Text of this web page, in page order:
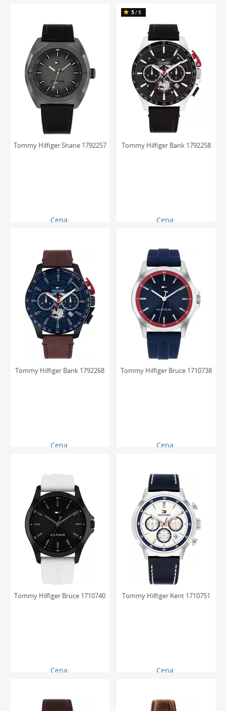
Tommy Hilfiger Shane 1792257
Cena:
Tommy Hilfiger Bank 1792258
Cena:
5/5
Tommy Hilfiger Bank 1792268
Cena:
Tommy Hilfiger Bruce 1710738
Cena:
Tommy Hilfiger Bruce 1710740
Cena:
Tommy Hilfiger Kent 1710751
Cena: